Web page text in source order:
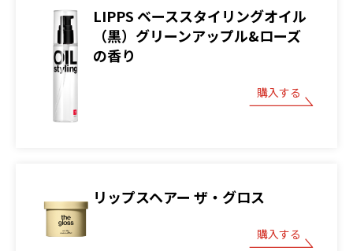
LIPPS ベーススタイリングオイル
（黒）グリーンアップル&ローズ
の香り
購入する
リップスヘアー ザ・グロス
購入する